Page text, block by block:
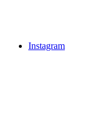
Instagram